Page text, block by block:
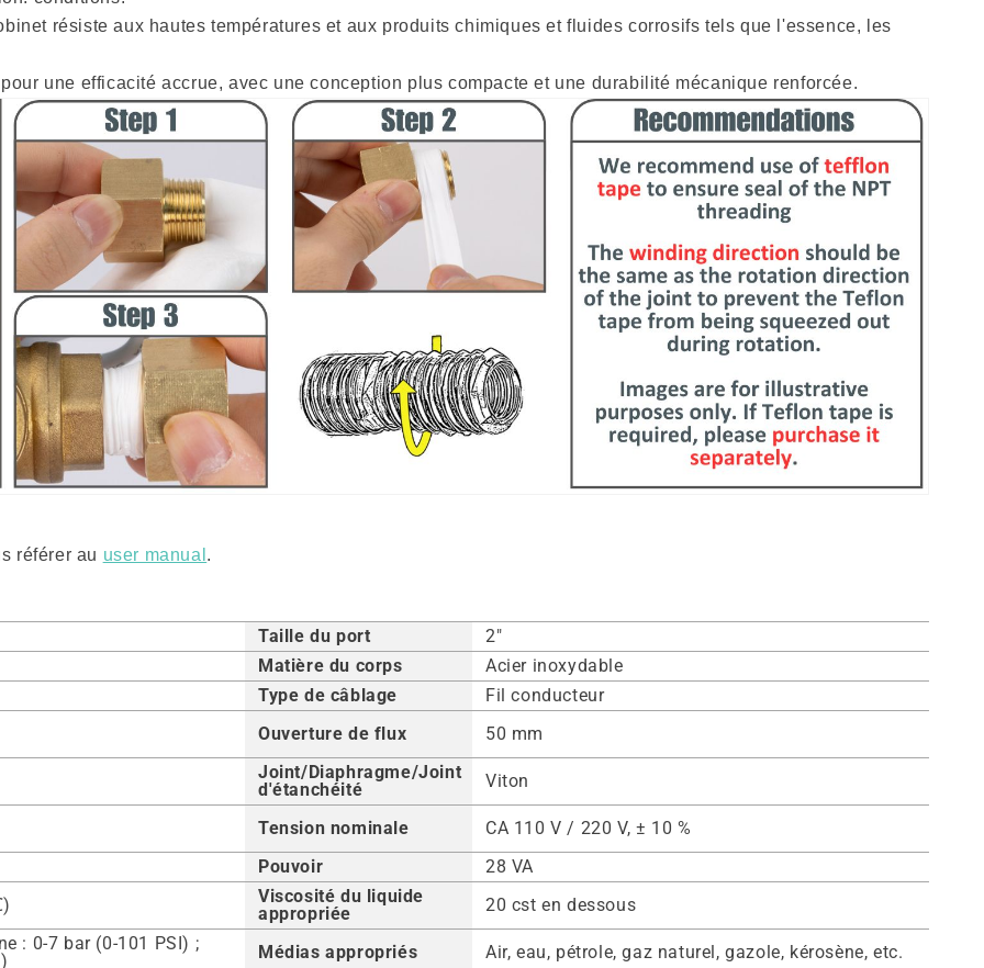
résiste aux hautes températures et aux produits chimiques et fluides corrosifs tels que l'essence, les
une efficacité accrue, avec une conception plus compacte et une durabilité mécanique renforcée.
référer au user manual .
Taille du port
2"
Matière du corps
Acier inoxydable
Type de câblage
Fil conducteur
Ouverture de flux 50 mm
Joint/Diaphragme/Joint
d'étanchéité
Viton
Tension nominale
CA 110 V / 220 V, ± 10 %
Pouvoir
28 VA
Viscosité du liquide
appropriée
20 cst en dessous
: 0-7 bar (0-101 PSI) ;
Médias appropriés Air, eau, pétrole, gaz naturel, gazole, kérosène, etc.